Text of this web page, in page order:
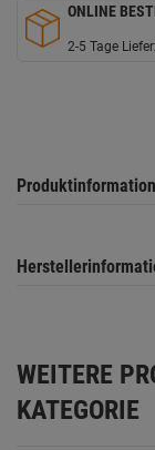
ONLINE
2-5 Tage
WEITERE
KATEGORIE